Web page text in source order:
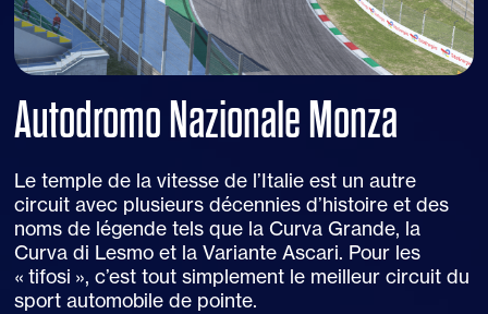
Autodromo Nazionale Monza
Le temple de la vitesse de l’Italie est un autre
circuit avec plusieurs décennies d’histoire et des
noms de légende tels que laCurva Grande, la
Curva di Lesmo et la Variante Ascari. Pour les
« tifosi », c’est tout simplement le meilleur circuit du
sport automobile de pointe.